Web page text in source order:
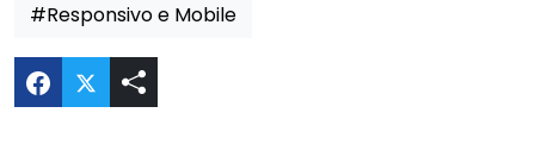
#Responsivo e Mobile
Compartilhar Novo Website Pós Graduação